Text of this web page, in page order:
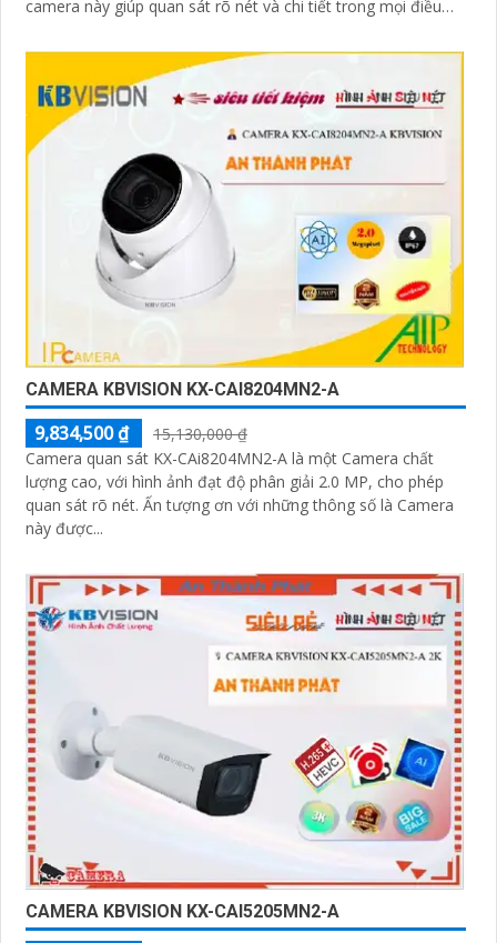
camera này giúp quan sát rõ nét và chi tiết trong mọi điều
CAMERA KBVISION KX-CAI8204MN2-A
9,834,500 ₫
15,130,000 ₫
Camera quan sát KX-CAi8204MN2-A là một Camera chất
lượng cao, với hình ảnh đạt độ phân giải 2.0 MP, cho phép
quan sát rõ nét. Ấn tượng ơn với những thông số là Camera
này được...
CAMERA KBVISION KX-CAI5205MN2-A